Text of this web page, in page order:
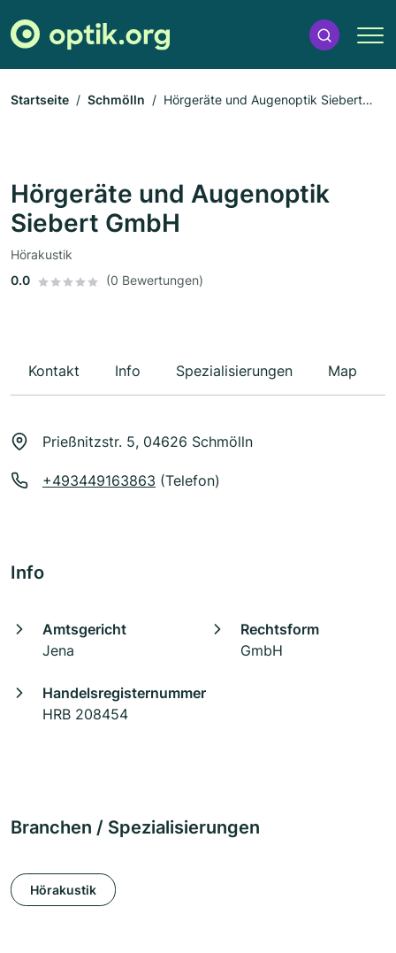
Startseite Schmölln
Hörgeräte und Augenoptik Siebert
Hörgeräte und Augenoptik
Siebert GmbH
Hörakustik
0.0
(0 Bewertungen)
Kontakt Info Spezialisierungen Map
Prießnitzstr. 5, 04626 Schmölln
+493449163863 (Telefon)
Info
Amtsgericht
Jena
Rechtsform
GmbH
Handelsregisternummer
HRB 208454
Branchen / Spezialisierungen
Hörakustik